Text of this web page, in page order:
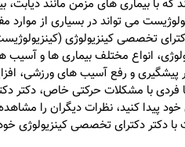
کمک کنند که با بیماری های مزمن مانند
می تواند در بسیاری از موارد
تخصصی کینزیولوژی
انواع مختلف بیماری ها و آسیب
و رفع آسیب های ورزشی،
فردی با مشکلات حرکتی خاص، دکتر
پیدا کنید، نظرات دیگران را
دکتر دکترای تخصصی کینزیولوژی خود